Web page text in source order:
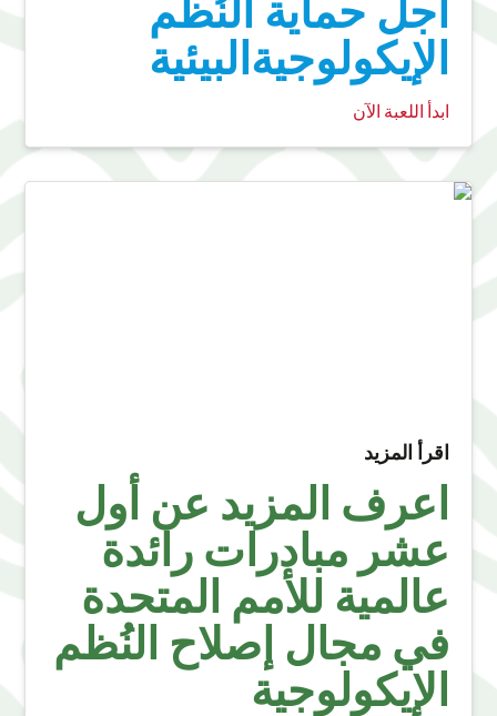
الإيكولوجيةالبيئية
ابدأ اللعبة الآن
اقرأ المزيد
اعرف المزيد عن أول
عشر مبادرات رائدة
عالمية للأمم المتحدة
في مجال إصلاح النُظم
الإيكولوجية